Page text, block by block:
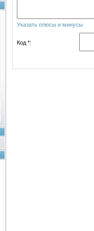
Указать плюсы и минусы
Код *: